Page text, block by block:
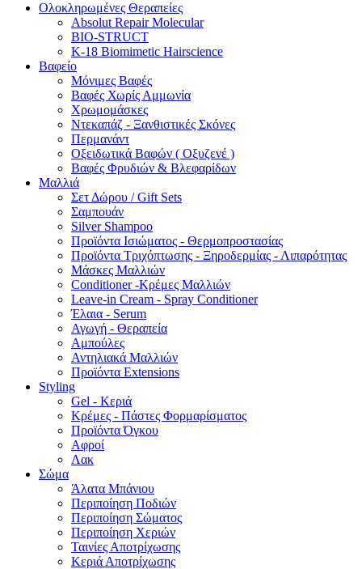
Ολοκληρωμένες Θεραπείες
Absolut Repair Molecular
BIO-STRUCT
K-18 Biomimetic Hairscience
Βαφείο
Μόνιμες Βαφές
Βαφές Χωρίς Αμμωνία
Χρωμομάσκες
Ντεκαπάζ - Ξανθιστικές Σκόνες
Περμανάντ
Οξειδωτικά Βαφών ( Οξυζενέ )
Βαφές Φρυδιών & Βλεφαρίδων
Μαλλιά
Σετ Δώρου / Gift Sets
Σαμπουάν
Silver Shampoo
Προϊόντα Ισιώματος - Θερμοπροστασίας
Προϊόντα Τριχόπτωσης - Ξηροδερμίας - Λιπαρότητας
Μάσκες Μαλλιών
Conditioner -Κρέμες Μαλλιών
Leave-in Cream - Spray Conditioner
Έλαια - Serum
Αγωγή - Θεραπεία
Αμπούλες
Αντηλιακά Μαλλιών
Προϊόντα Extensions
Styling
Gel - Κεριά
Κρέμες - Πάστες Φορμαρίσματος
Προϊόντα Όγκου
Αφροί
Λακ
Σώμα
Άλατα Μπάνιου
Περιποίηση Ποδιών
Περιποίηση Σώματος
Περιποίηση Χεριών
Ταινίες Αποτρίχωσης
Κεριά Αποτρίχωσης